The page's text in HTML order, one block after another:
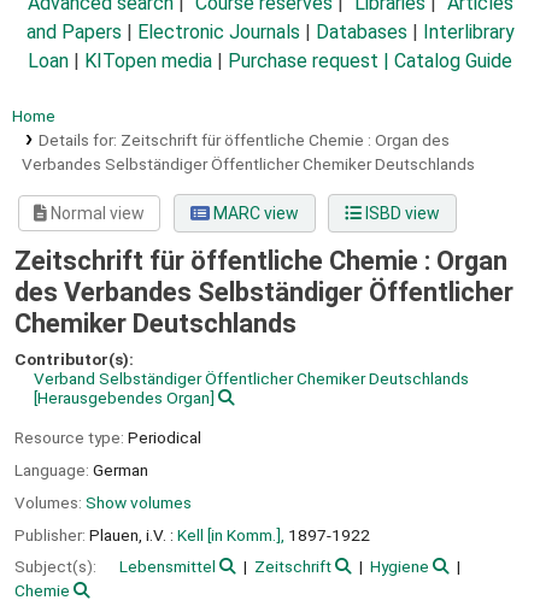
and Papers
Electronic Journals Databases
Interlibrary
Loan
KITopen media Purchase request | Catalog Guide
Home
Details for: Zeitschrift für öffentliche Chemie : Organ des
Verbandes Selbständiger Öffentlicher Chemiker Deutschlands
Normal view MARC view ISBD view
Zeitschrift für öffentliche Chemie : Organ
des Verbandes Selbständiger Öffentlicher
Chemiker Deutschlands
Contributor(s):
Verband Selbständiger Öffentlicher Chemiker Deutschlands
[Herausgebendes Organ]
Resource type: Periodical
Language: German
Volumes: Show volumes
Publisher: Plauen, i.V. : Kell [in Komm.], 1897-1922
Subject(s):
Lebensmittel Zeitschrift
Hygiene
Chemie